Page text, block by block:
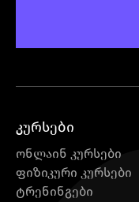
კურსები
ონლაინ კურსები
ფიზიკური კურსები
ტრენინგები